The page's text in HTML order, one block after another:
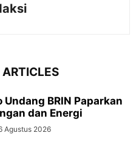
Undang BRIN Paparkan
dan Energi
Agustus 2026